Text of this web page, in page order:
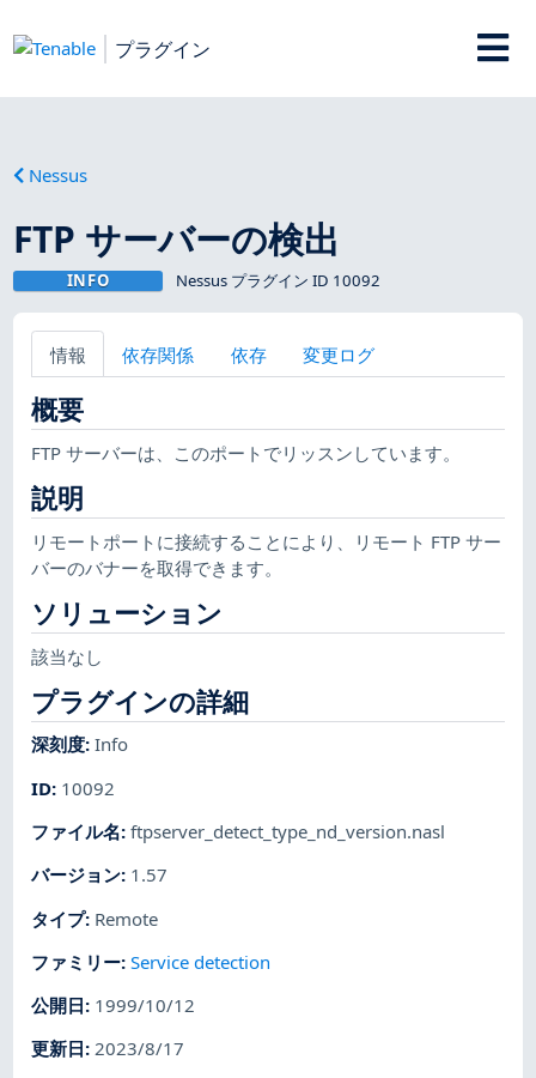
プラグイン
Nessus
FTP サーバーの検出
INFO Nessus プラグイン ID 10092
情報 依存関係 依存 変更ログ
概要
FTP サーバーは、このポートでリッスンしています。
説明
リモートポートに接続することにより、リモート FTP サー
バーのバナーを取得できます。
ソリューション
該当なし
プラグインの詳細
深刻度:Info
ID: 10092
ファイル名:ftpserver_detect_type_nd_version.nasl
バージョン: 1.57
タイプ: Remote
ファミリー:Service detection
公開日: 1999/10/12
更新日:2023/8/17